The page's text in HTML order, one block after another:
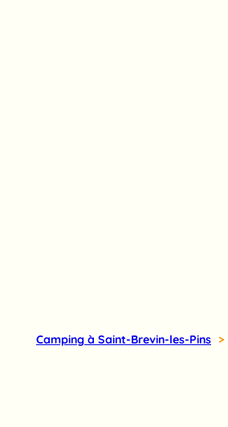
Camping à Saint-Brevin-les-Pins